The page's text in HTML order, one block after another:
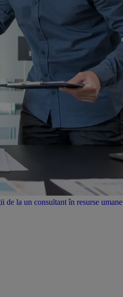
de la un consultant în resurse umane